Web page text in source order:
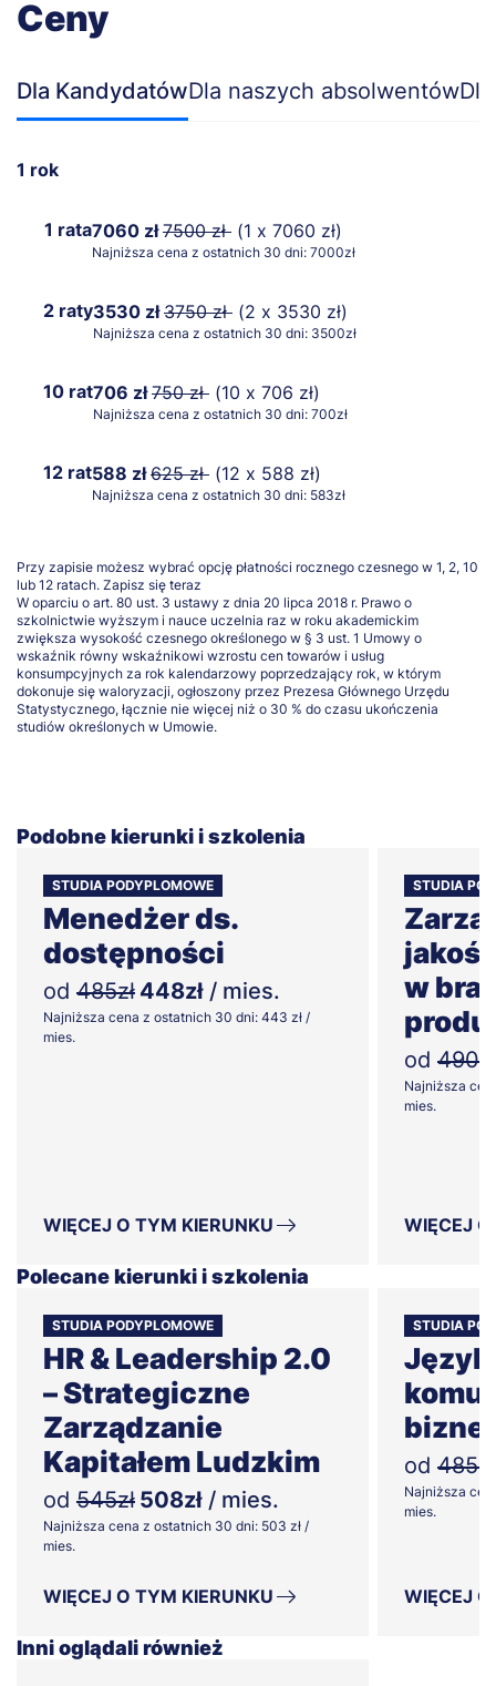
Ceny
Dla KandydatówDla naszych absolwentów
1 rok
1 rata7060 zł7500 zł (1 x 7060 zł)
Najniższa cena z ostatnich 30 dni: 7000zł
2 raty3530 zł3750 zł (2 x 3530 zł)
Najniższa cena z ostatnich 30 dni: 3500zł
10 rat706 zł750 zł (10 x 706 zł)
Najniższa cena z ostatnich 30 dni: 700zł
12 rat588 zł625 zł (12 x 588 zł)
Najniższa cena z ostatnich 30 dni: 583zł
Przy zapisie możesz wybrać opcję płatności rocznego czesnego w 1, 2, 10
lub 12 ratach. Zapisz się teraz
W oparciu o art. 80 ust. 3 ustawy z dnia 20 lipca 2018 r. Prawo o
szkolnictwie wyższym i nauce uczelnia raz w roku akademickim
zwiększa wysokość czesnego określonego w § 3 ust. 1 Umowy o
wskaźnik równy wskaźnikowi wzrostu cen towarów i usług
konsumpcyjnych za rok kalendarzowy poprzedzający rok, w którym
dokonuje się waloryzacji, ogłoszony przez Prezesa Głównego Urzędu
Statystycznego, łącznie nie więcej niż o 30 % do czasu ukończenia
studiów określonych w Umowie.
Podobne kierunki i szkolenia
STUDIA PODYPLOMOWE
Menedżer ds.
dostępności
od 485zł 448zł / mies.
Najniższa cena z ostatnich 30 dni: 443 zł /
mies.
WIĘCEJ O TYM KIERUNKU
STUDIA
w
od 490zł
Najniższa
mies.
WIĘCEJ
Polecane kierunki i szkolenia
STUDIA PODYPLOMOWE
HR & Leadership 2.0
– Strategiczne
Zarządzanie
Kapitałem Ludzkim
od 545zł 508zł / mies.
Najniższa cena z ostatnich 30 dni: 503 zł /
mies.
WIĘCEJ O TYM KIERUNKU
STUDIA
od 485zł
Najniższa
mies.
WIĘCEJ
Inni oglądali również